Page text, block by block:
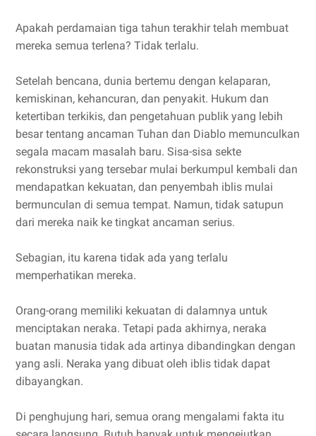
Apakah perdamaian tiga tahun terakhir telah membuat
mereka semua terlena? Tidak terlalu.
Setelah bencana, dunia bertemu dengan kelaparan,
kemiskinan, kehancuran, dan penyakit. Hukum dan
ketertiban terkikis, dan pengetahuan publik yang lebih
besar tentang ancaman Tuhan dan Diablo memunculkan
segala macam masalah baru. Sisa-sisa sekte
rekonstruksi yang tersebar mulai berkumpul kembali dan
mendapatkan kekuatan, dan penyembah iblis mulai
bermunculan di semua tempat. Namun, tidak satupun
dari mereka naik ke tingkat ancaman serius.
Sebagian, itu karena tidak ada yang terlalu
memperhatikan mereka.
Orang-orang memiliki kekuatan di dalamnya untuk
menciptakan neraka. Tetapi pada akhirnya, neraka
buatan manusia tidak ada artinya dibandingkan dengan
yang asli. Neraka yang dibuat oleh iblis tidak dapat
dibayangkan.
Di penghujung hari, semua orang mengalami fakta itu